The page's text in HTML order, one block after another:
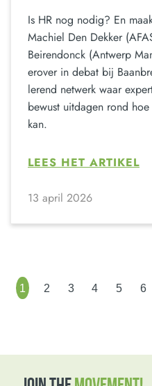
Is HR nog nodig? En
Machiel Den Dekker
Beirendonck (Antwerp
erover in debat bij
lerend netwerk waar
bewust uitdagen rond
kan.
LEES HET ARTIKEL
13 april 2026
1 2 3 4 5 6